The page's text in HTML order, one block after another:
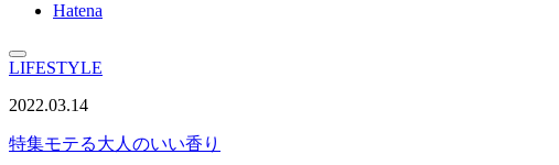
Hatena
LIFESTYLE
2022.03.14
特集モテる大人のいい香り